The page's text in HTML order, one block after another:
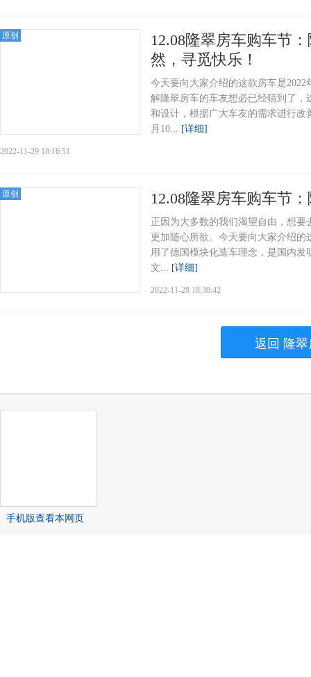
原创
12.08隆翠房车购车节
然，寻觅快乐！
今天要向大家介绍的这款房车是
解隆翠房车的车友想必已经猜到了，
和设计，根据广大车友的需求进行改
月10... [详细]
2022-11-29 18:16:51
原创 12.08隆翠房车购车节
正因为大多数的我们渴望自由，想
更加随心所欲。今天要向大家介绍
用了德国模块化造车理念，是国内
文... [详细]
2022-11-28 18:38:42
返回 隆
手机版查看本网页